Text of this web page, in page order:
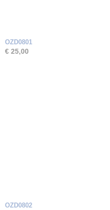
OZD0801
€ 25,00
OZD0802